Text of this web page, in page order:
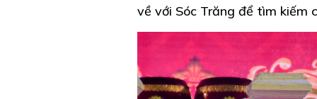
về với Sóc Trăng để tìm kiếm